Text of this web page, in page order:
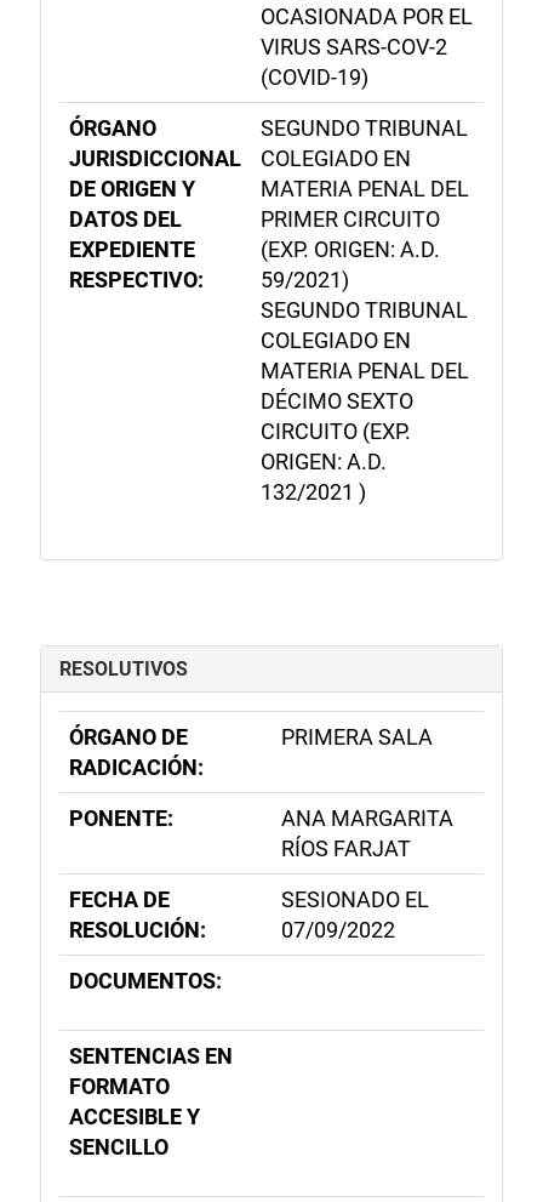
OCASIONADA POR EL
VIRUS SARS-COV-2
(COVID-19)
ÓRGANO
JURISDICCIONAL
DE ORIGEN Y
DATOS DEL
EXPEDIENTE
RESPECTIVO:
SEGUNDO TRIBUNAL
COLEGIADO EN
MATERIA PENAL DEL
PRIMER CIRCUITO
(EXP. ORIGEN: A.D.
59/2021)
SEGUNDO TRIBUNAL
COLEGIADO EN
MATERIA PENAL DEL
DÉCIMO SEXTO
CIRCUITO (EXP.
ORIGEN: A.D.
132/2021 )
RESOLUTIVOS
ÓRGANO DE
RADICACIÓN:
PRIMERA SALA
PONENTE:
ANA MARGARITA
RÍOS FARJAT
FECHA DE
RESOLUCIÓN:
SESIONADO EL
07/09/2022
DOCUMENTOS:
SENTENCIAS EN
FORMATO
ACCESIBLE Y
SENCILLO